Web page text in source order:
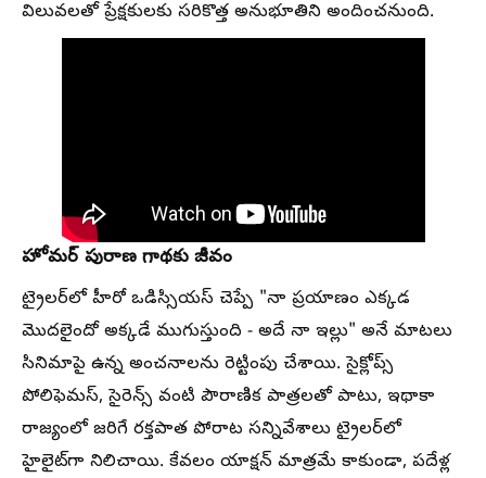
విలువలతో ప్రేక్షకులకు సరికొత్త అనుభూతిని అందించనుంది.
హోమర్ పురాణ గాథకు జీవం
ట్రైలర్‌లో హీరో ఒడిస్సియస్ చెప్పే "నా ప్రయాణం ఎక్కడ
మొదలైందో అక్కడే ముగుస్తుంది - అదే నా ఇల్లు" అనే మాటలు
సినిమాపై ఉన్న అంచనాలను రెట్టింపు చేశాయి. సైక్లోప్స్
పోలిఫెమస్, సైరెన్స్ వంటి పౌరాణిక పాత్రలతో పాటు, ఇథాకా
రాజ్యంలో జరిగే రక్తపాత పోరాట సన్నివేశాలు ట్రైలర్‌లో
హైలైట్‌గా నిలిచాయి. కేవలం యాక్షన్ మాత్రమే కాకుండా, పదేళ్ల